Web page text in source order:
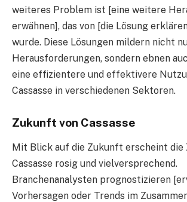
weiteres Problem ist [eine weitere
erwähnen], das von [die Lösung
wurde. Diese Lösungen mildern nicht
Herausforderungen, sondern ebnen
eine effizientere und effektivere
Cassasse in verschiedenen Sektoren.
Zukunft von Cassasse
Mit Blick auf die Zukunft erscheint
Cassasse rosig und vielversprechend.
Branchenanalysten prognostizieren
Vorhersagen oder Trends im